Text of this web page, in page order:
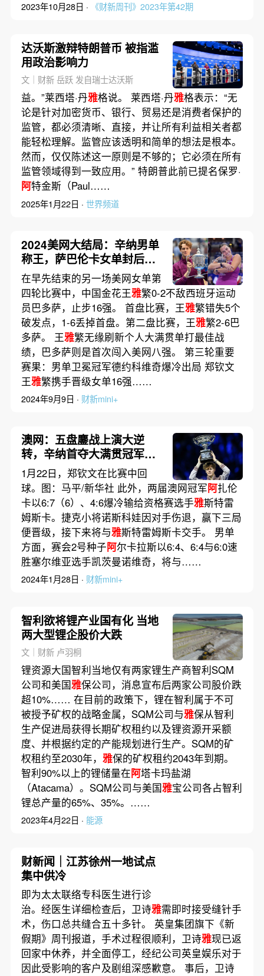
2023年10月28日 · 《财新周刊》2023年第42期
达沃斯激辩特朗普币 被指滥
用政治影响力
文｜财新 岳跃 发自瑞士达沃斯
益。”莱西塔·丹雅格说。 莱西塔·丹雅格表示：“无
论是针对加密货币、银行、贸易还是消费者保护的
监管，都必须清晰、直接，并让所有利益相关者都
能轻松理解。监管应该透明和简单的想法是根本。
然而，仅仅陈述这一原则是不够的；它必须在所有
监管领域得到一致应用。” 特朗普此前已提名保罗·
阿特金斯（Paul……
2025年1月22日 · 世界频道
2024美网大结局：辛纳男单
称王，萨巴伦卡女单封后｜
赛事
在早先结束的另一场美网女单第
四轮比赛中，中国金花王雅繁0-2不敌西班牙运动
员巴多萨，止步16强。 首盘比赛，王雅繁错失5个
破发点，1-6丢掉首盘。第二盘比赛，王雅繁2-6巴
多萨。 王雅繁无缘刷新个人大满贯单打最佳战
绩，巴多萨则是首次闯入美网八强。 第三轮重要
赛果：男单卫冕冠军德约科维奇爆冷出局 郑钦文
王雅繁携手晋级女单16强……
2024年9月9日 · 财新mini+
澳网：五盘鏖战上演大逆
转，辛纳首夺大满贯冠军｜
赛事
1月22日，郑钦文在比赛中回
球。图：马平/新华社 此外，两届澳网冠军阿扎伦
卡以6:7（6）、4:6爆冷输给资格赛选手雅斯特雷
姆斯卡。捷克小将诺斯科娃因对手伤退，赢下三局
便晋级，接下来将与雅斯特雷姆斯卡交手。 男单
方面，赛会2号种子阿尔卡拉斯以6:4、6:4与6:0速
胜塞尔维亚选手凯茨曼诺维奇，将与……
2024年1月28日 · 财新mini+
智利欲将锂产业国有化 当地
两大型锂企股价大跌
文｜财新 卢羽桐
锂资源大国智利当地仅有两家锂生产商智利SQM
公司和美国雅保公司，消息宣布后两家公司股价跌
超10%…… 在目前的政策下，锂在智利属于不可
被授予矿权的战略金属，SQM公司与雅保从智利
生产促进局获得长期矿权租约以及锂资源开采额
度、并根据约定的产能规划进行生产。SQM的矿
权租约至2030年， 雅保的矿权租约2043年到期。
智利90%以上的锂储量在阿塔卡玛盐湖
（Atacama）。SQM公司与美国雅宝公司各占智利
锂总产量的65%、35%。……
2023年4月22日 · 能源
财新闻｜江苏徐州一地试点
集中供冷
即为太太联络专科医生进行诊
治。经医生详细检查后，卫诗雅需即时接受缝针手
术，伤口总共缝合五十多针。 英皇集团旗下《新
假期》周刊报道，手术过程很顺利，卫诗雅现已返
回家中休养，并全面停工，经纪公司英皇娱乐对于
因此受影响的客户及剧组深感歉意。 事后，卫诗